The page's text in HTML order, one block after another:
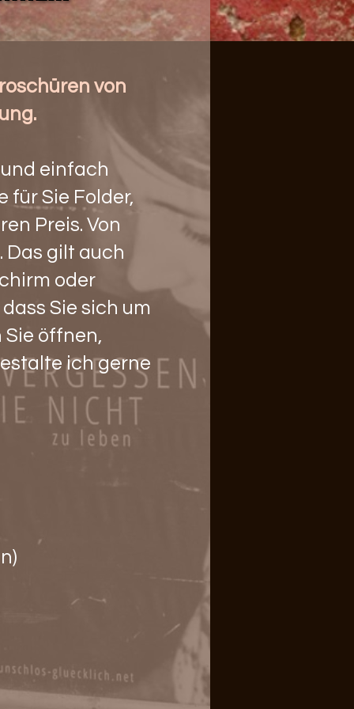
von
einfach
für Sie Folder,
Preis. Von
Das gilt auch
oder
Sie sich um
Sie öffnen,
ich gerne